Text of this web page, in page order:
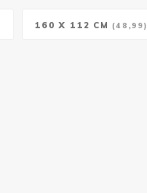
160 X 112 CM (48,99)